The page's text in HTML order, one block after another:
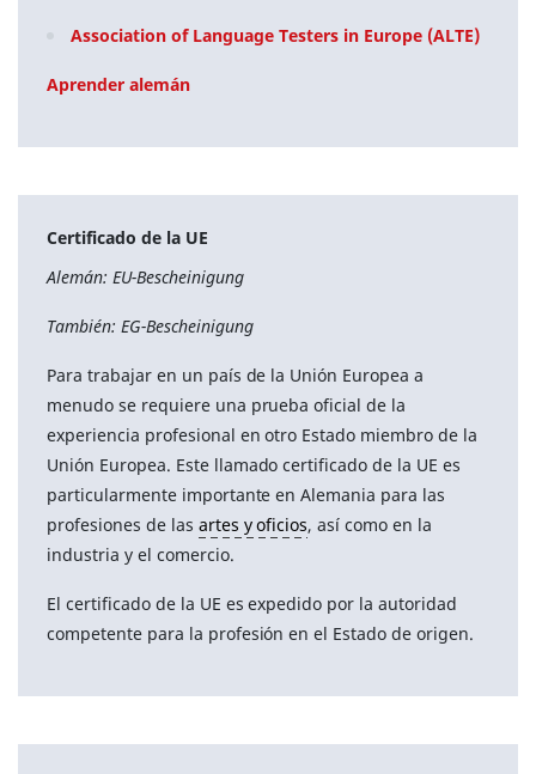
Association of Language Testers in Europe (ALTE)
Aprender alemán
Certificado de la UE
Alemán: EU-Bescheinigung
También: EG-Bescheinigung
Para trabajar en un país de la Unión Europea a
menudo se requiere una prueba oficial de la
experiencia profesional en otro Estado miembro de la
Unión Europea. Este llamado certificado de la UE es
particularmente importante en Alemania para las
profesiones de las artes y oficios, así como en la
industria y el comercio.
El certificado de la UE es expedido por la autoridad
competente para la profesión en el Estado de origen.